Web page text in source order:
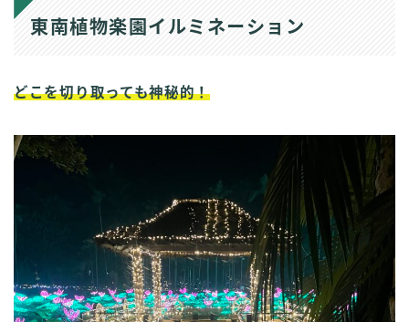
東南植物楽園イルミネーション
どこを切り取っても神秘的！